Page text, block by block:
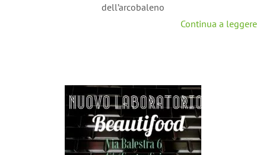
dell’arcobaleno
Continua a leggere